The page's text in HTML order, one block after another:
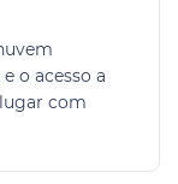
o acesso a
com